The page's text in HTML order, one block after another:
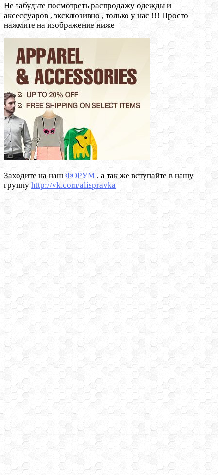
Не забудьте посмотреть распродажу одежды и
аксессуаров , эксклюзивно , только у нас !!! Просто
нажмите на изображение ниже
Заходите на нашФОРУМ , а так же вступайте в нашу
группу http://vk.com/alispravka